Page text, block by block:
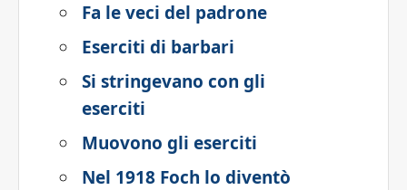
Fa le veci del padrone
Eserciti di barbari
Si stringevano con gli
eserciti
Muovono gli eserciti
Nel 1918 Foch lo diventò